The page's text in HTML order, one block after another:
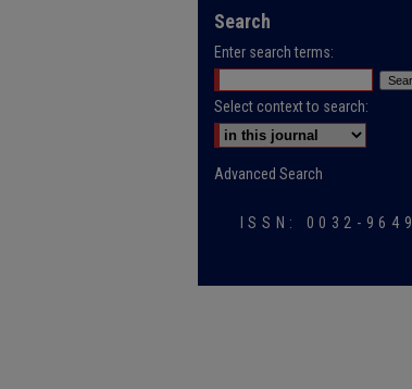
Search
Enter search terms:
Select context to search:
Advanced Search
ISSN: 0032-9649